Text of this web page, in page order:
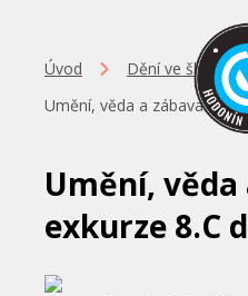
Úvod
Dění ve škole
Umění, věda a zábava:
Umění, věda
exkurze 8.C